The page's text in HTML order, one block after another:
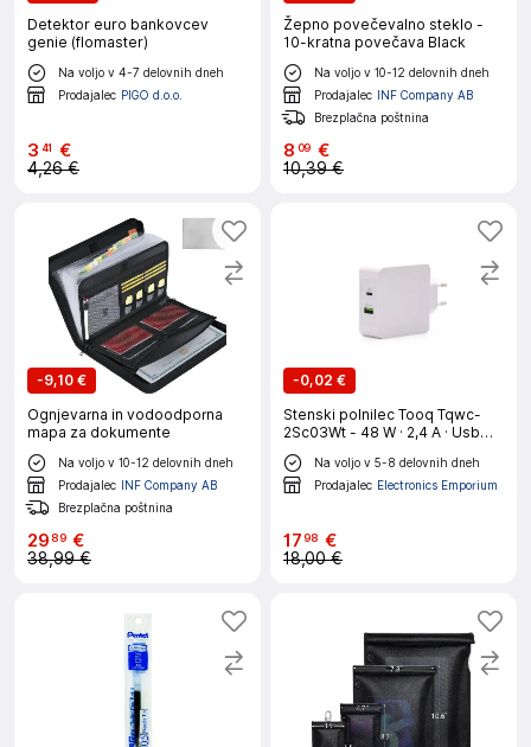
Detektor euro bankovcev
genie (flomaster)
Na voljo v 4-7 delovnih dneh
Prodajalec PIGO d.o.o.
3 41 €
4,26 €
Žepno povečevalno steklo -
10-kratna povečava Black
Na voljo v 10-12 delovnih dneh
Prodajalec INF Company AB
Brezplačna poštnina
8 09 €
10,39 €
-9,10 €
Ognjevarna in vodoodporna
mapa za dokumente
Na voljo v 10-12 delovnih dneh
Prodajalec INF Company AB
Brezplačna poštnina
2989 €
38,99 €
-0,02 €
Stenski polnilec Tooq Tqwc-
2Sc03Wt - 48 W · 2,4 A · Usb
Tip C · Usb 3.0
Na voljo v 5-8 delovnih dneh
Prodajalec Electronics Emporium
1798 €
18,00 €